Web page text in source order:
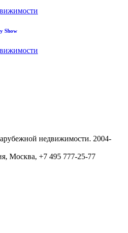
Show
недвижимости. 2004-
Москва, +7 495 777-25-77